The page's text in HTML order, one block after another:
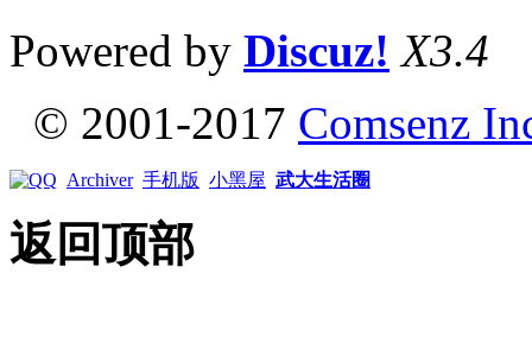
Powered by Discuz! X3.4
© 2001-2017 Comsenz
Archiver 手机版 小黑屋 武大生活圈
返回顶部